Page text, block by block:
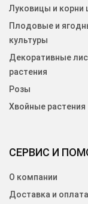
СЕРВИС И
О компании
Доставка и оплата
Луковицы и корни
Плодовые и
культуры
Декоративные
растения
Розы
Хвойные растения